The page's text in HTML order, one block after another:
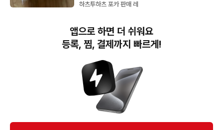
업 하뀨하 미니 인형 키링
하츠투하츠 포카 판매 레
번개장터(주) 사업자정보, 이용약관 및 기타 법적고지
번개장터㈜는 통신판매중개자이며, 통신판매의 당사자가 아닙니다. 전자상거래 등에서의
소비자보호에 관한 법률 등 관련 법령 및 번개장터㈜의 약관에 따라 상품, 상품정보, 거래에 관한 책임은
개별 판매자에게 귀속하고, 번개장터㈜는 원칙적으로 회원간 거래에 대하여 책임을 지지 않습니다.
다만, 번개장터㈜가 직접 판매하는 상품에 대한 책임은 번개장터㈜에게 귀속합니다.
앱으로 하면 더 쉬워요
등록, 찜, 결제까지 빠르게!